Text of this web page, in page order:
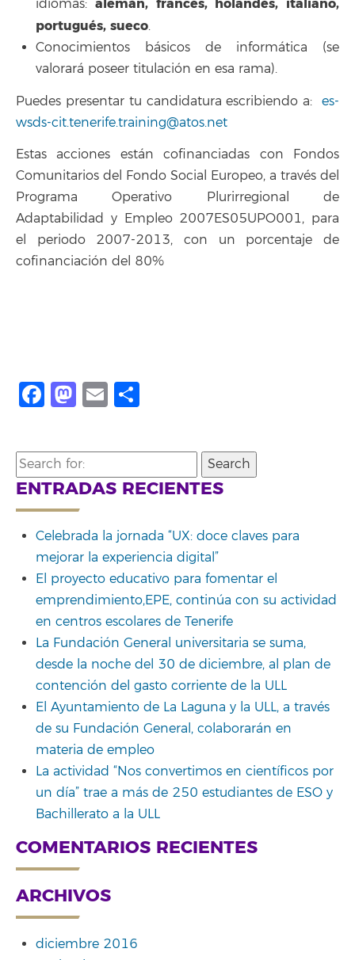
idiomas: alemán, francés, holandés, italiano,
portugués, sueco.
Conocimientos básicos de informática (se
valorará poseer titulación en esa rama).
Puedes presentar tu candidatura escribiendo a: es-
wsds-cit.tenerife.training@atos.net
Estas acciones están cofinanciadas con Fondos
Comunitarios del Fondo Social Europeo, a través del
Programa Operativo Plurirregional de
Adaptabilidad y Empleo 2007ES05UPO001, para
el periodo 2007-2013, con un porcentaje de
cofinanciación del 80%
Facebook
Mastodon
Email
Search
for:
ENTRADAS RECIENTES
Celebrada la jornada “UX: doce claves para
mejorar la experiencia digital”
El proyecto educativo para fomentar el
emprendimiento,EPE, continúa con su actividad
en centros escolares de Tenerife
La Fundación General universitaria se suma,
desde la noche del 30 de diciembre, al plan de
contención del gasto corriente de la ULL
El Ayuntamiento de La Laguna y la ULL, a través
de su Fundación General, colaborarán en
materia de empleo
La actividad “Nos convertimos en científicos por
un día” trae a más de 250 estudiantes de ESO y
Bachillerato a la ULL
COMENTARIOS RECIENTES
ARCHIVOS
diciembre 2016